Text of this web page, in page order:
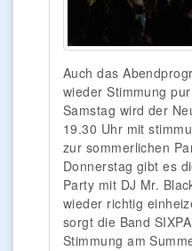
Auch das
wieder Stimmung
Samstag wird der
19.30 Uhr mit
zur sommerlichen
Donnerstag gibt es
Party mit DJ Mr.
wieder richtig
sorgt die Band
Stimmung am